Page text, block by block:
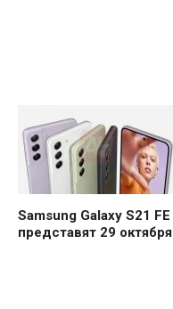
Samsung Galaxy S21 FE
представят 29 октября